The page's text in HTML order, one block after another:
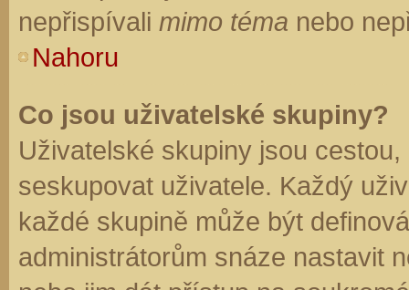
nepřispívali mimo téma nebo
Nahoru
Co jsou uživatelské skupiny?
Uživatelské skupiny jsou
seskupovat uživatele. Každý
každé skupině může být
administrátorům snáze nastavit